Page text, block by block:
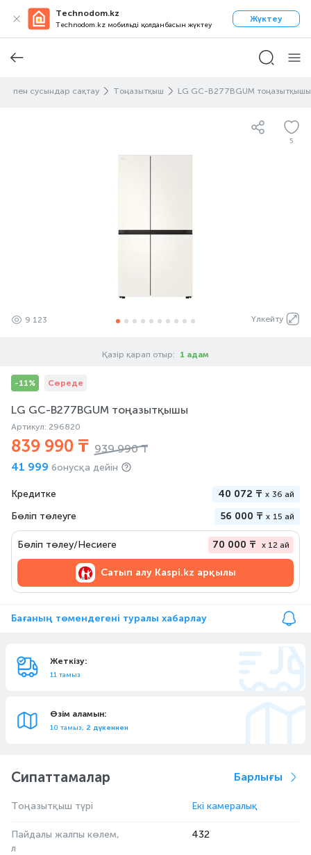
Technodom.kz
Technodom.kz мобильді қолданбасын жүктеу
Жүктеу
пен сусындар сақтау Тоңазытқыш LG GC-B277BGUM тоңазытқышы
5
Үлкейту
9 123
Қазір қарап отыр: 1 адам
-11% Сөреде
LG GC-B277BGUM тоңазытқышы
Артикул: 296820
839 990 ₸ 939 990 ₸
41 999 бонусқа дейін
Кредитке 40 072 ₸ x 36 ай
Бөліп төлеуге 56 000 ₸ x 15 ай
Бөліп төлеу/Несиеге 70 000 ₸ x 12 ай
Сатып алуKaspi.kz арқылы
Бағаның төмендегені туралы хабарлау
Жеткізу:
11 тамыз
Өзім аламын:
10 тамыз, 2 дүкеннен
Сипаттамалар Барлығы
Тоңазытқыш түрі Екі камералық
Пайдалы жалпы көлем,
л
432